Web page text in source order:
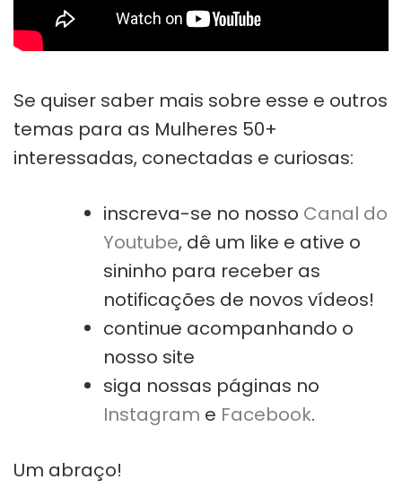
Se quiser saber mais sobre esse e outros
temas para as Mulheres 50+
interessadas, conectadas e curiosas:
inscreva-se no nosso Canal do
Youtube, dê um like e ative o
sininho para receber as
notificações de novos vídeos!
continue acompanhando o
nosso site
siga nossas páginas no
Instagram e Facebook.
Um abraço!